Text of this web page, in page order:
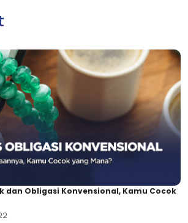
dan Obligasi Konvensional, Kamu Cocok